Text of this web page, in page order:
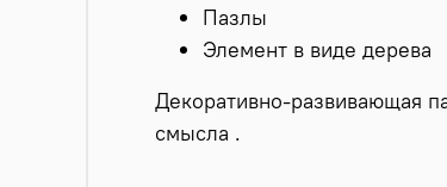
Пазлы
Элемент в виде дерева
Декоративно-развивающая
смысла .